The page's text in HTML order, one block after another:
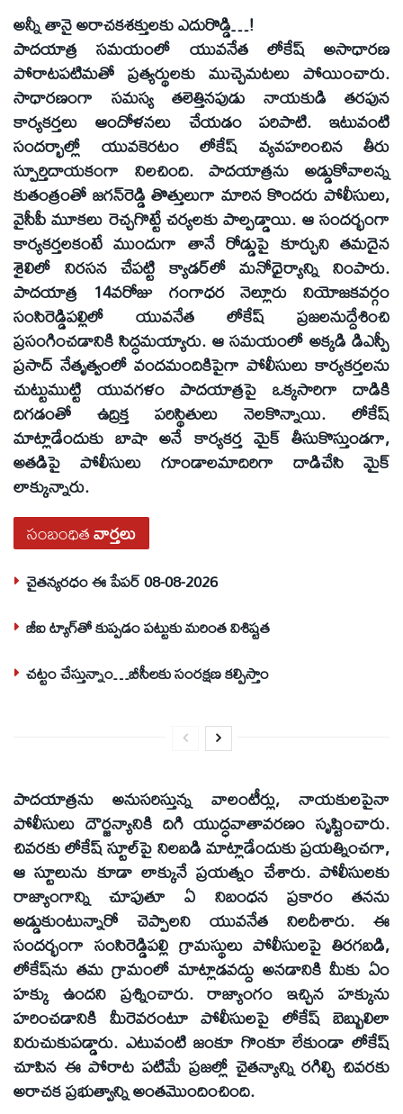
అన్నీ తానై అరాచకశక్తులకు ఎదురొడ్డి…!
పాదయాత్ర సమయంలో యువనేత లోకేష్‌ అసాధారణ
పోరాటపటిమతో ప్రత్యర్థులకు ముచ్చెమటలు పోయించారు.
సాధారణంగా సమస్య తలెత్తినపుడు నాయకుడి తరపున
కార్యకర్తలు ఆందోళనలు చేయడం పరిపాటి. ఇటువంటి
సందర్భాల్లో యువకెరటం లోకేష్‌ వ్యవహరించిన తీరు
స్పూర్తిదాయకంగా నిలచింది. పాదయాత్రను అడ్డుకోవాలన్న
కుతంత్రంతో జగన్‌రెడ్డి తొత్తులుగా మారిన కొందరు పోలీసులు,
వైసీపీ మూకలు రెచ్చగొట్టే చర్యలకు పాల్పడ్డాయి. ఆ సందర్భంగా
కార్యకర్తలకంటే ముందుగా తానే రోడ్డుపై కూర్చుని తమదైన
శైలిలో నిరసన చేపట్టి క్యాడర్‌లో మనోధైర్యాన్ని నింపారు.
పాదయాత్ర 14వరోజు గంగాధర నెల్లూరు నియోజకవర్గం
సంసిరెడ్డిపల్లిలో యువనేత లోకేష్‌ ప్రజలనుద్దేశించి
ప్రసంగించడానికి సిద్ధమయ్యారు. ఆ సమయంలో అక్కడి డిఎస్పీ
ప్రసాద్‌ నేతృత్వంలో వందమందికిపైగా పోలీసులు కార్యకర్తలను
చుట్టుముట్టి యువగళం పాదయాత్రపై ఒక్కసారిగా దాడికి
దిగడంతో ఉద్రిక్త పరిస్థితులు నెలకొన్నాయి. లోకేష్‌
మాట్లాడేందుకు బాషా అనే కార్యకర్త మైక్‌ తీసుకొస్తుండగా,
అతడిపై పోలీసులు గూండాలమాదిరిగా దాడిచేసి మైక్‌
లాక్కున్నారు.
సంబంధితవార్తలు
చైతన్యరధం ఈ పేపర్ 08-08-2026
జీఐ ట్యాగ్‌తో కుప్పడం పట్టుకు మరింత విశిష్టత
చట్టం చేస్తున్నాం…బీసీలకు సంరక్షణ కల్పిస్తాం
పాదయాత్రను అనుసరిస్తున్న వాలంటీర్లు, నాయకులపైనా
పోలీసులు దౌర్జన్యానికి దిగి యుద్ధవాతావరణం సృష్టించారు.
చివరకు లోకేష్‌ స్టూల్‌పై నిలబడి మాట్లాడేందుకు ప్రయత్నించగా,
ఆ స్టూలును కూడా లాక్కునే ప్రయత్నం చేశారు. పోలీసులకు
రాజ్యాంగాన్ని చూపుతూ ఏ నిబంధన ప్రకారం తనను
అడ్డుకుంటున్నారో చెప్పాలని యువనేత నిలదీశారు. ఈ
సందర్భంగా సంసిరెడ్డిపల్లి గ్రామస్థులు పోలీసులపై తిరగబడి,
లోకేష్‌ను తమ గ్రామంలో మాట్లాడవద్దు అనడానికి మీకు ఏం
హక్కు ఉందని ప్రశ్నించారు. రాజ్యాంగం ఇచ్చిన హక్కును
హరించడానికి మీరెవరంటూ పోలీసులపై లోకేష్‌ బెబ్బులిలా
విరుచుకుపడ్డారు. ఎటువంటి జంకూ గొంకూ లేకుండా లోకేష్‌
చూపిన ఈ పోరాట పటిమే ప్రజల్లో చైతన్యాన్ని రగిల్చి చివరకు
అరాచక ప్రభుత్వాన్ని అంతమొందించింది.